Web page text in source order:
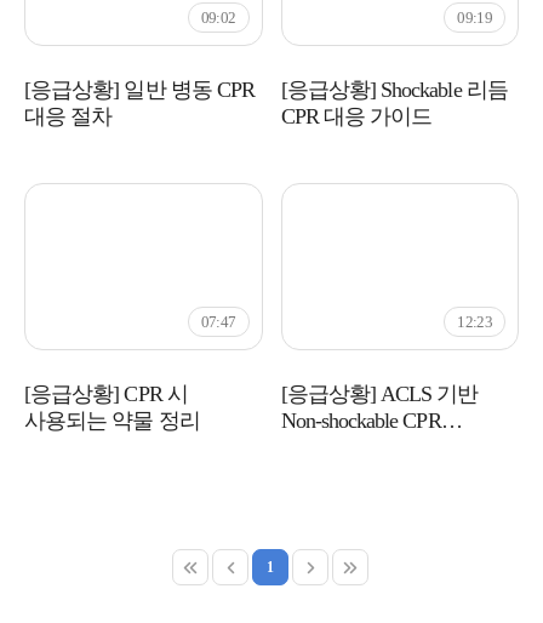
09:02
[응급상황] 일반 병동 CPR
대응 절차
09:19
[응급상황] Shockable 리듬
CPR 대응 가이드
07:47
[응급상황] CPR 시
사용되는 약물 정리
12:23
[응급상황] ACLS 기반
Non-shockable CPR
1